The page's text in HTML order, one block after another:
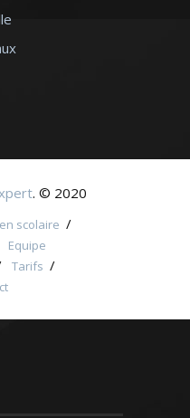
. © 2020
scolaire /
Equipe
Tarifs /